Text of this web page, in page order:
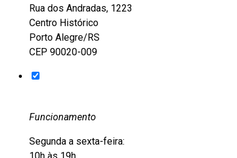
Rua dos Andradas, 1223
Centro Histórico
Porto Alegre/RS
CEP 90020-009
Funcionamento
Segunda a sexta-feira: